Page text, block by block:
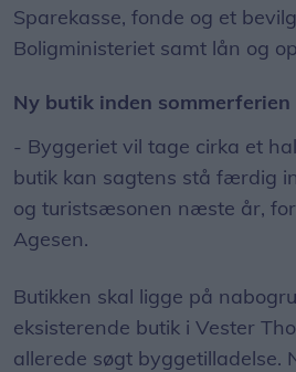
Sparekasse, fonde og et
Boligministeriet samt lån og
Ny butik inden sommerferien
- Byggeriet vil tage cirka et
butik kan sagtens stå færdig
og turistsæsonen næste år,
Agesen.
Butikken skal ligge på
eksisterende butik i Vester
allerede søgt byggetilladelse.